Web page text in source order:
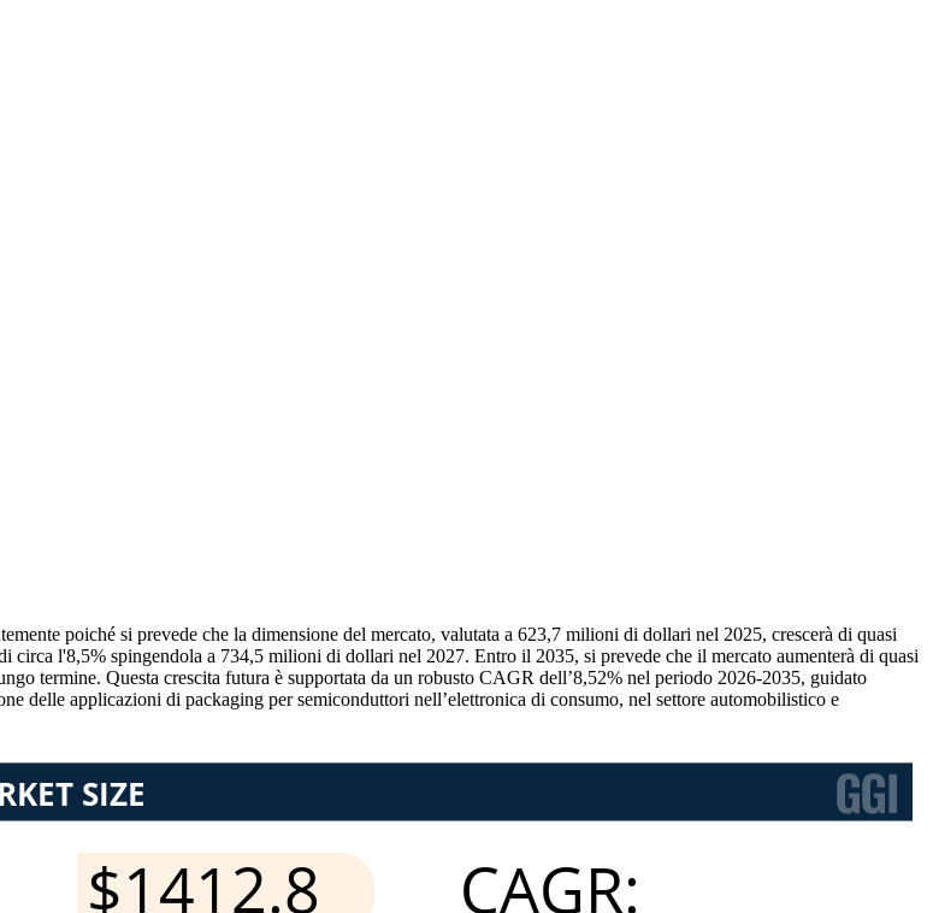
poiché si prevede che la dimensione del mercato, valutata a 623,7 milioni di dollari nel 2025, crescerà di quasi
l'8,5% spingendola a 734,5 milioni di dollari nel 2027. Entro il 2035, si prevede che il mercato aumenterà di quasi
termine. Questa crescita futura è supportata da un robusto CAGR dell’8,52% nel periodo 2026-2035, guidato
delle applicazioni di packaging per semiconduttori nell’elettronica di consumo, nel settore automobilistico e